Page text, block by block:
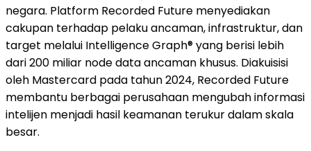
negara. Platform Recorded Future menyediakan
cakupan terhadap pelaku ancaman, infrastruktur, dan
target melalui Intelligence Graph® yang berisi lebih
dari 200 miliar node data ancaman khusus. Diakuisisi
oleh Mastercard pada tahun 2024, Recorded Future
membantu berbagai perusahaan mengubah informasi
intelijen menjadi hasil keamanan terukur dalam skala
besar.